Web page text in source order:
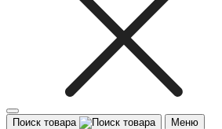
Поиск товара Меню